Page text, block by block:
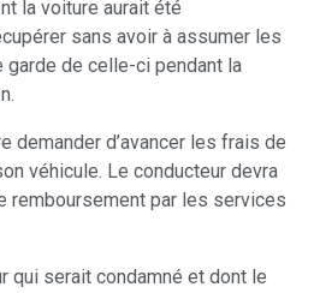
la voiture aurait été
sans avoir à assumer les
garde de celle-ci pendant la
demander d’avancer les frais de
véhicule. Le conducteur devra
remboursement par les services
qui serait condamné et dont le